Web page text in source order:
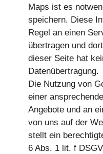
Maps ist es
speichern. Diese
Regel an einen
übertragen und
dieser Seite hat
Datenübertragung.
Die Nutzung von
einer
Angebote und an
von uns auf der
stellt ein
6 Abs. 1 lit. f